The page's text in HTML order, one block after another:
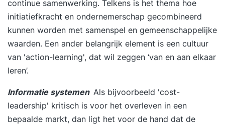
continue samenwerking. Telkens is het thema hoe
initiatiefkracht en ondernemerschap gecombineerd
kunnen worden met samenspel en gemeenschappelijke
waarden. Een ander belangrijk element is een cultuur
van 'action-learning', dat wil zeggen ‘van en aan elkaar
leren’.
Informatie systemen Als bijvoorbeeld 'cost-
leadership' kritisch is voor het overleven in een
bepaalde markt, dan ligt het voor de hand dat de